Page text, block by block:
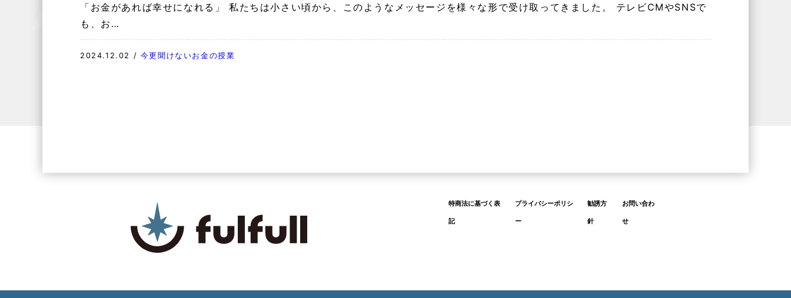
「お金があれば幸せになれる」 私たちは小さい頃から、このようなメッセージを様々な形で受け取ってきました。 テレビCMやSNSで
も、お…
2024.12.02 / 今更聞けないお金の授業
特商法に基づく表
記
プライバシーポリシ
ー
勧誘方
針
お問い合わ
せ